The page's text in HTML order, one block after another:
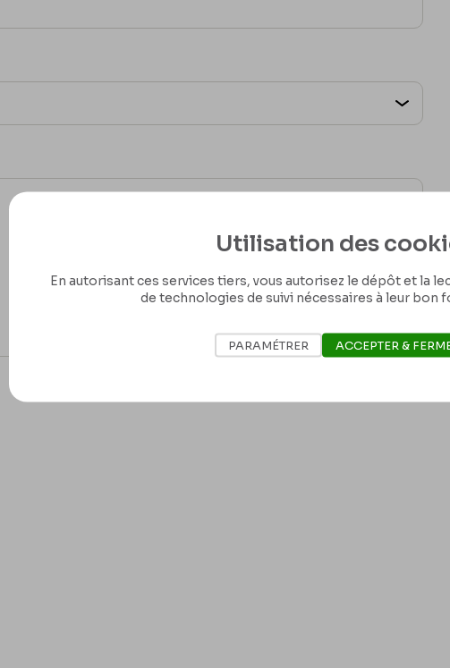
Utilisation des
En autorisant ces services tiers, vous autorisez le dépôt et la
de technologies de suivi nécessaires à leur bon
PARAMÉTRER ACCEPTER &